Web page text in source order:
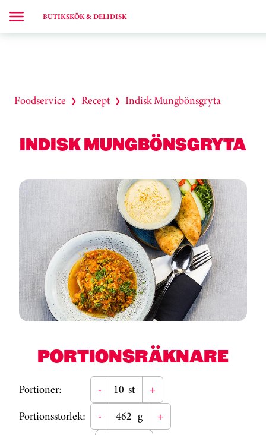
BUTIKSKÖK & DELIDISK
Foodservice ❯ Recept ❯ Indisk Mungbönsgryta
INDISK MUNGBÖNSGRYTA
PORTIONSRÄKNARE
Portioner: - st
+
Portionsstorlek:
- g
+